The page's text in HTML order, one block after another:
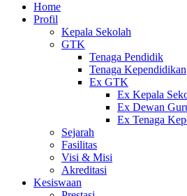
Home
Profil
Kepala Sekolah
GTK
Tenaga Pendidik
Tenaga Kependidikan
Ex GTK
Ex Kepala
Ex Dewan
Ex Tenaga
Sejarah
Fasilitas
Visi & Misi
Akreditasi
Kesiswaan